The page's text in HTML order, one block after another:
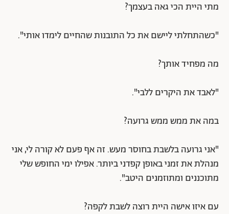
מתי היית הכי גאה בעצמך?
"כשהתחלתי ליישם את כל התובנות שהחיים לימדו אותי".
מה מפחיד אותך?
"לאבד את היקרים ללבי".
במה את ממש ממש גרועה?
"אני גרועה בלשבת בחוסר מעש. זה אף פעם לא קורה לי, אני
מנהלת את זמני באופן קפדני ביותר. אפילו ימי החופש שלי
מתוכננים ומתוזמנים היטב".
עם איזו אישה היית רוצה לשבת לקפה?